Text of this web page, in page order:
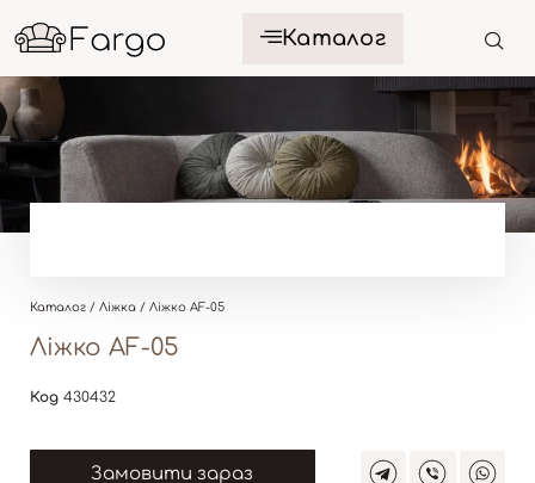
Каталог
Каталог / Ліжка / Ліжко AF-05
Ліжко AF-05
Код 430432
Замовити зараз